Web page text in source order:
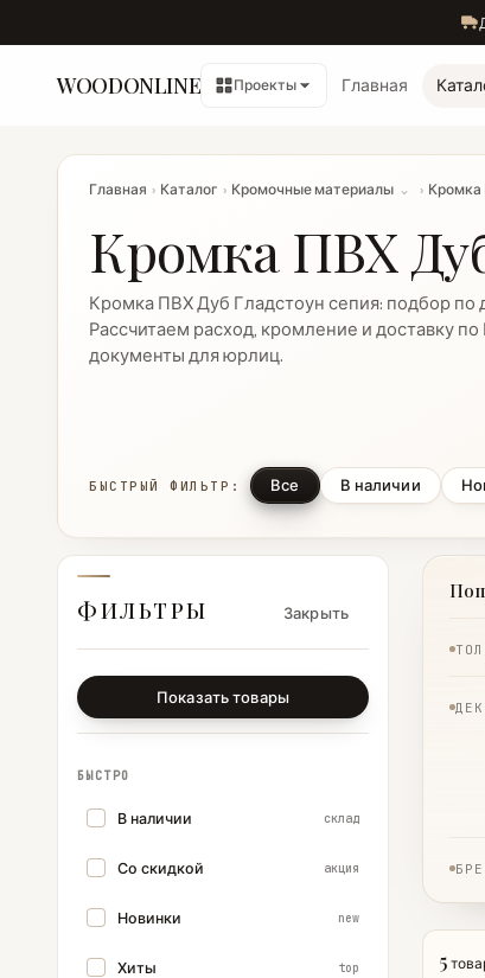
WOODONLINE Проекты Главная
Главная › Каталог › Кромочные материалы ⌄ ›
Кромка ПВХ
Кромка ПВХ Дуб Гладстоун сепия: подбор
Рассчитаем расход, кромление и доставку
документы для юрлиц.
БЫСТРЫЙ ФИЛЬТР: Все В наличии
ФИЛЬТРЫ Закрыть
Показать товары
БЫСТРО
В наличии склад
Со скидкой акция
Новинки new
Хиты top 5